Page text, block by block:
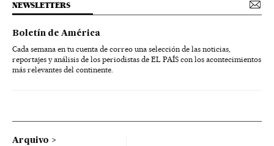
NEWSLETTERS
Boletín de América
Cada semana en tu cuenta de correo una selección de las noticias,
reportajes y análisis de los periodistas de EL PAÍS con los acontecimientos
más relevantes del continente.
Arquivo